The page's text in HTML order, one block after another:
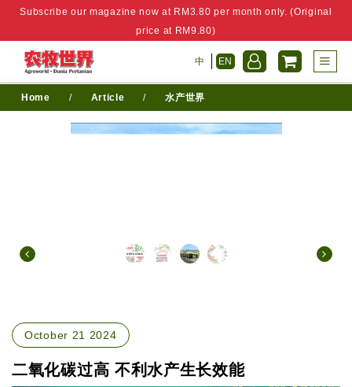
Subscribe our magazine now at RM3.80 per month only. (Original
price at RM9.80)
中 EN
Home / Article / 水产世界
October 21 2024
二氧化碳过高 不利水产生长效能